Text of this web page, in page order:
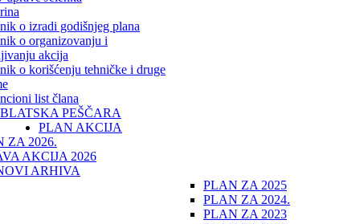
o izradi godišnjeg plana
o organizovanju i
akcija
o korišćenju tehničke i druge
list člana
PEŠČARA
PLAN AKCIJA
ZA 2026.
AKCIJA 2026
ARHIVA
PLAN ZA 2025
PLAN ZA 2024.
PLAN ZA 2023